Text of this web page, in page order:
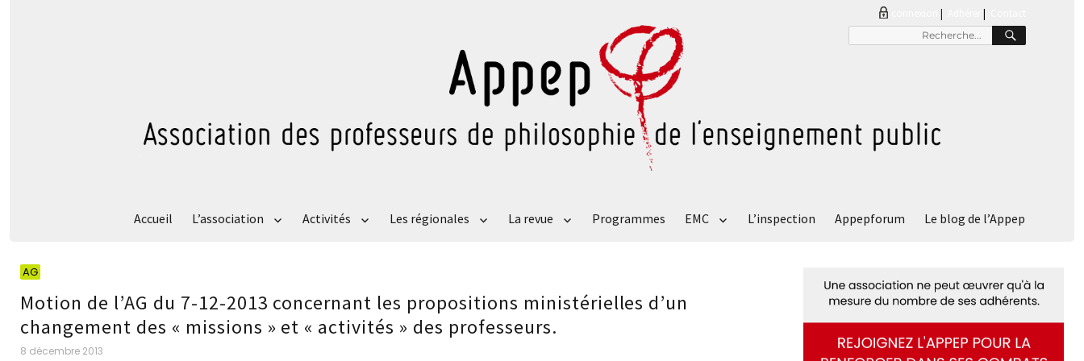
|
pour
Accueil L’association Activités Les régionales La revue Programmes EMC L’inspection Appepforum Le blog de l’Appep
AG
Motion de l’AG du 7-12-2013 concernant les propositions ministérielles d’un
changement des « missions » et « activités » des professeurs.
Publié
8 décembre 2013